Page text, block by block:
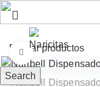
Click to enlarge
Search